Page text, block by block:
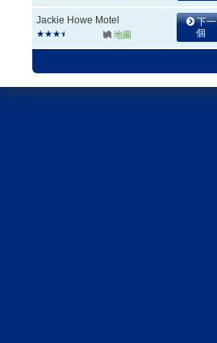
Jackie Howe Motel
地圖
下一
個